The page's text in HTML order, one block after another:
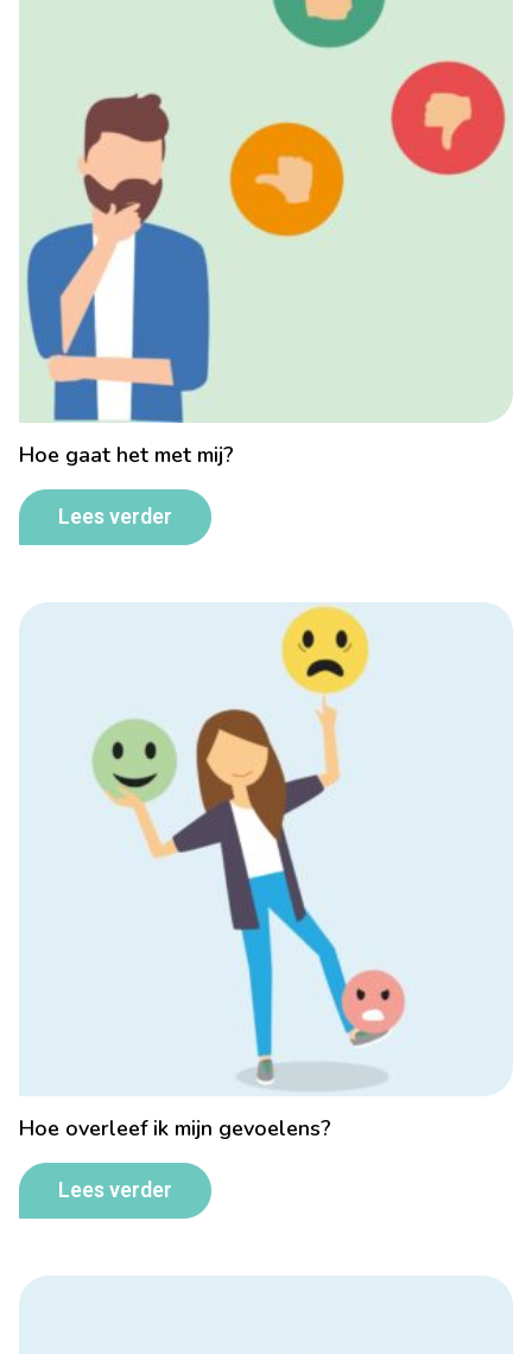
Hoe gaat het met mij?
Lees verder
Hoe overleef ik mijn gevoelens?
Lees verder